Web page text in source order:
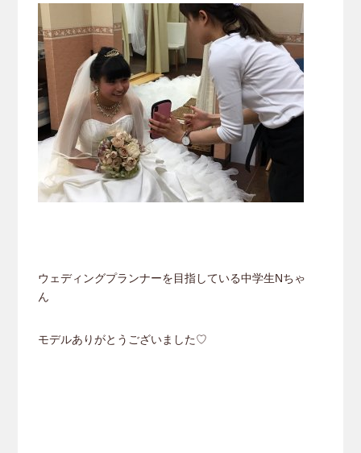
ウェディングプランナーを目指している中学生Nちゃ
ん
モデルありがとうございました♡